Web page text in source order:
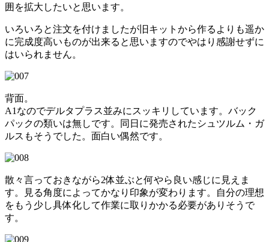
囲を拡大したいと思います。
いろいろと注文を付けましたが旧キットから作るよりも遥か
に完成度高いものが出来ると思いますのでやはり感謝せずに
はいられません。
背面。
A1なのでデルタプラス並みにスッキリしています。バック
パックの類いは無しです。同日に発売されたシュツルム・ガ
ルスもそうでした。面白い偶然です。
散々言っておきながら2体並ぶと何やら良い感じに見えま
す。見る角度によってかなり印象が変わります。自分の理想
をもう少し具体化して作業に取りかかる必要がありそうで
す。